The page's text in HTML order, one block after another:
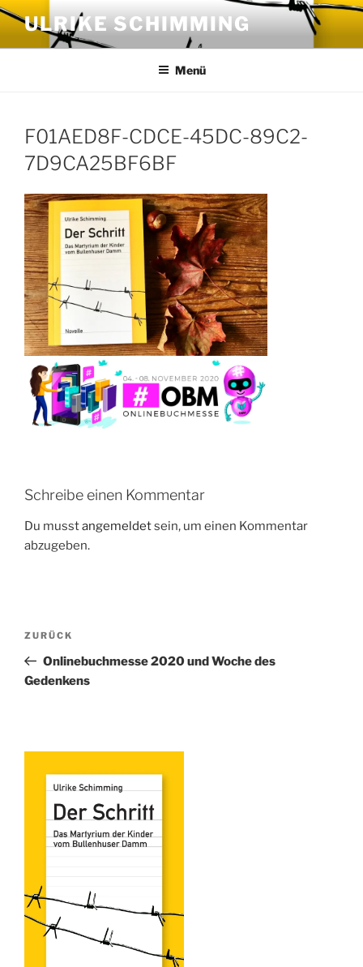
Zum
Inhalt
springen
ULRIKE SCHIMMING
Menü
F01AED8F-CDCE-45DC-89C2-
7D9CA25BF6BF
Schreibe einen Kommentar
Du musstangemeldetsein, um einen Kommentar
abzugeben.
Beitragsnavigation
Vorheriger
Beitrag
ZURÜCK
Onlinebuchmesse 2020 und Woche des
Gedenkens